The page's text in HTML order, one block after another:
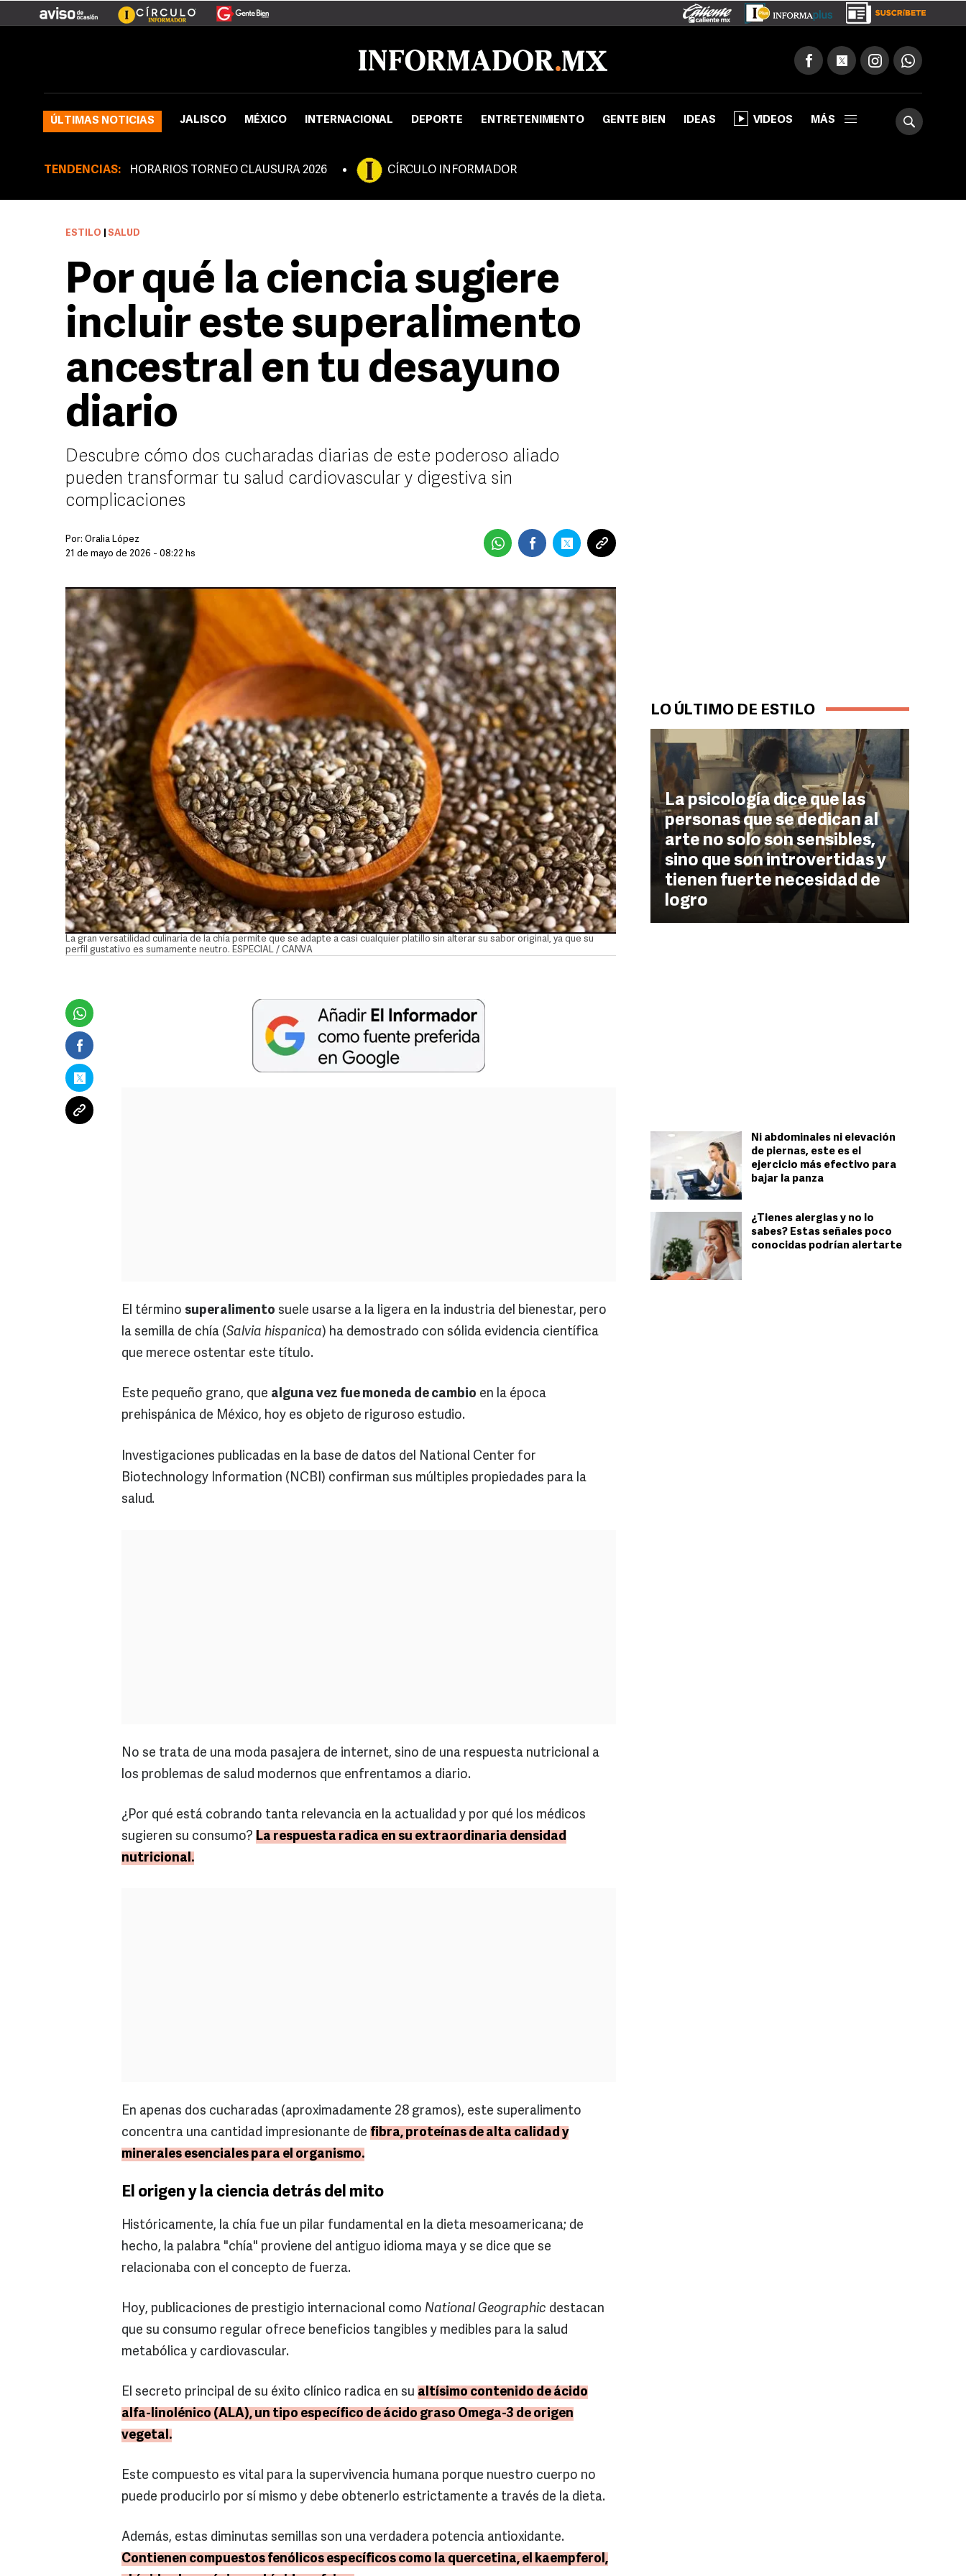
ÚLTIMAS NOTICIAS JALISCO MÉXICO INTERNACIONAL DEPORTE ENTRETENIMIENTO GENTE BIEN IDEAS VIDEOS MÁS
TENDENCIAS: HORARIOS TORNEO CLAUSURA 2026 CÍRCULO INFORMADOR
LO ÚLTIMO DE ESTILO
La psicología dice que las
personas que se dedican al
arte no solo son sensibles,
sino que son introvertidas y
tienen fuerte necesidad de
logro
Ni abdominales ni elevación
de piernas, este es el
ejercicio más efectivo para
bajar la panza
¿Tienes alergias y no lo
sabes? Estas señales poco
conocidas podrían alertarte
ESTILO SALUD
Por qué la ciencia sugiere
incluir este superalimento
ancestral en tu desayuno
diario
Descubre cómo dos cucharadas diarias de este poderoso aliado
pueden transformar tu salud cardiovascular y digestiva sin
complicaciones
Por: Oralia López
21 de mayo de 2026 - 08:22 hs
La gran versatilidad culinaria de la chía permite que se adapte a casi cualquier platillo sin alterar su sabor original, ya que su
perfil gustativo es sumamente neutro. ESPECIAL / CANVA
El término superalimento suele usarse a la ligera en la industria del bienestar, pero
la semilla de chía (Salvia hispanica) ha demostrado con sólida evidencia científica
que merece ostentar este título.
Este pequeño grano, que alguna vez fue moneda de cambio en la época
prehispánica de México, hoy es objeto de riguroso estudio.
Investigaciones publicadas en la base de datos del National Center for
Biotechnology Information (NCBI) confirman sus múltiples propiedades para la
salud.
No se trata de una moda pasajera de internet, sino de una respuesta nutricional a
los problemas de salud modernos que enfrentamos a diario.
¿Por qué está cobrando tanta relevancia en la actualidad y por qué los médicos
sugieren su consumo? La respuesta radica en su extraordinaria densidad
nutricional.
En apenas dos cucharadas (aproximadamente 28 gramos), este superalimento
concentra una cantidad impresionante de fibra, proteínas de alta calidad y
minerales esenciales para el organismo.
El origen y la ciencia detrás del mito
Históricamente, la chía fue un pilar fundamental en la dieta mesoamericana; de
hecho, la palabra "chía" proviene del antiguo idioma maya y se dice que se
relacionaba con el concepto de fuerza.
Hoy, publicaciones de prestigio internacional como National Geographic destacan
que su consumo regular ofrece beneficios tangibles y medibles para la salud
metabólica y cardiovascular.
El secreto principal de su éxito clínico radica en su altísimo contenido de ácido
alfa-linolénico (ALA), un tipo específico de ácido graso Omega-3 de origen
vegetal.
Este compuesto es vital para la supervivencia humana porque nuestro cuerpo no
puede producirlo por sí mismo y debe obtenerlo estrictamente a través de la dieta.
Además, estas diminutas semillas son una verdadera potencia antioxidante.
Contienen compuestos fenólicos específicos como la quercetina, el kaempferol,